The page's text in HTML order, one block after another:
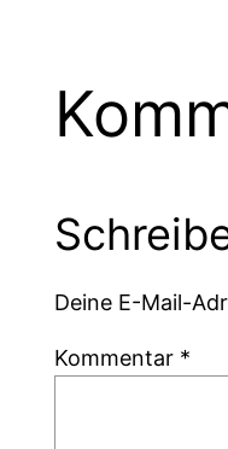
Deine E-Mail-
Kommentar *